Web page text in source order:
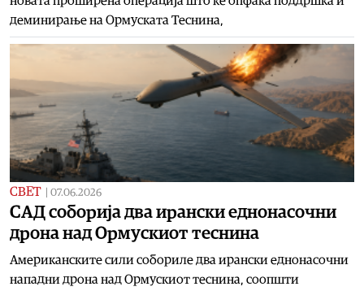
деминирање на Ормуската Теснина,
СВЕТ 07.06.2026
САД соборија два ирански еднонасочни
дрона над Ормускиот теснина
Американските сили собориле два ирански еднонасочни
нападни дрона над Ормускиот теснина, соопшти